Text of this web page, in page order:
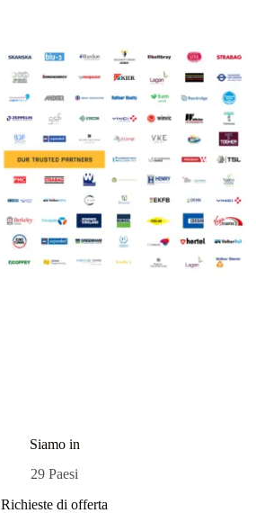
Siamo in
29 Paesi
Richieste di offerta